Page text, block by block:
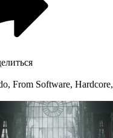
, From Software, Hardcore,